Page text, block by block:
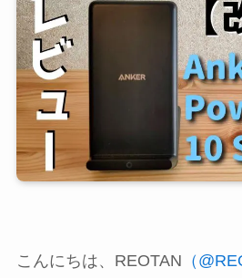
こんにちは、REOTAN （